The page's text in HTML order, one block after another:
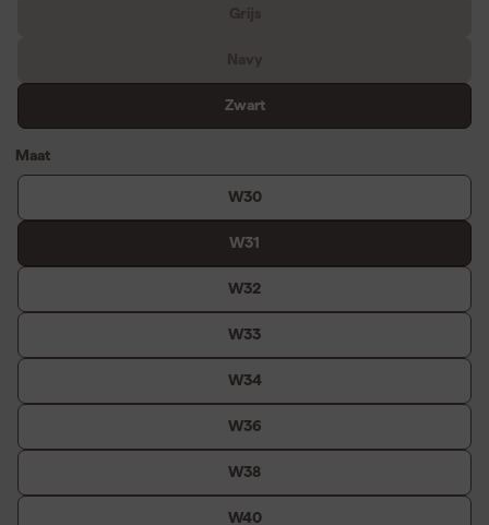
Zwart
Maat
W30
W31
W32
W33
W34
W36
W38
W40